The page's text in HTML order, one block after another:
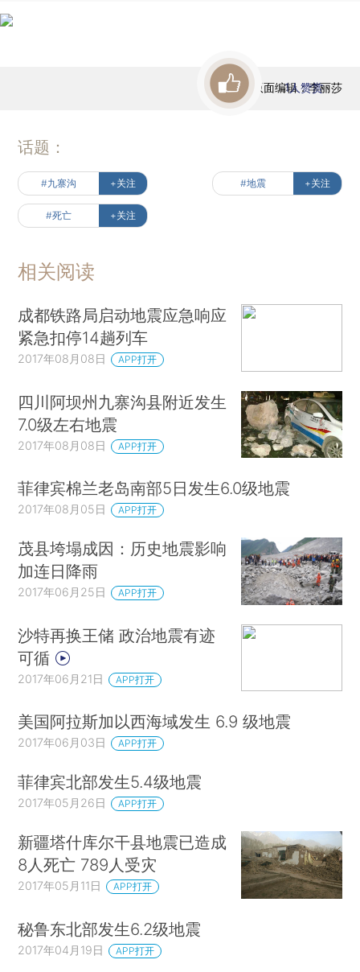
版面编辑：李丽莎
1人赞赏
话题：
#九寨沟 +关注 #地震 +关注
#死亡 +关注
相关阅读
成都铁路局启动地震应急响应
紧急扣停14趟列车
2017年08月08日 APP打开
四川阿坝州九寨沟县附近发生
7.0级左右地震
2017年08月08日 APP打开
菲律宾棉兰老岛南部5日发生6.0级地震
2017年08月05日 APP打开
茂县垮塌成因：历史地震影响
加连日降雨
2017年06月25日 APP打开
沙特再换王储 政治地震有迹
可循
2017年06月21日 APP打开
美国阿拉斯加以西海域发生 6.9 级地震
2017年06月03日 APP打开
菲律宾北部发生5.4级地震
2017年05月26日 APP打开
新疆塔什库尔干县地震已造成
8人死亡 789人受灾
2017年05月11日 APP打开
秘鲁东北部发生6.2级地震
2017年04月19日 APP打开